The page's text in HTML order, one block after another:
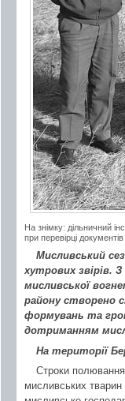
На знімку: дільничний
при перевірці
Мисливський
хутрових звірів.
мисливської
району створено
формувань та
дотриманням
На території
Строки
мисливських тварин